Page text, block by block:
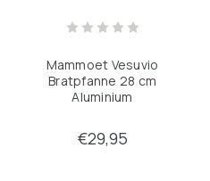
Wok-Pfannen
Verfeinern durch
Mammoet Vesuvio
Bratpfanne 28 cm
Aluminium
€29,95